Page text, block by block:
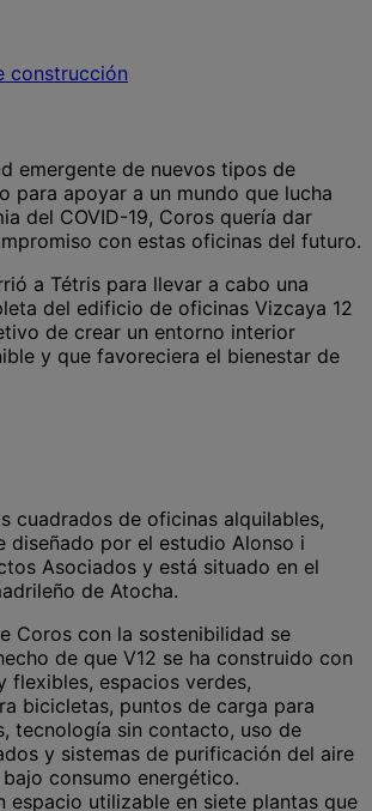
construcción
emergente de nuevos tipos de
para apoyar a un mundo que lucha
del COVID-19, Coros quería dar
con estas oficinas del futuro.
a Tétris para llevar a cabo una
del edificio de oficinas Vizcaya 12
de crear un entorno interior
y que favoreciera el bienestar de
cuadrados de oficinas alquilables,
diseñado por el estudio Alonso i
Asociados y está situado en el
de Atocha.
Coros con la sostenibilidad se
de que V12 se ha construido con
flexibles, espacios verdes,
bicicletas, puntos de carga para
tecnología sin contacto, uso de
y sistemas de purificación del aire
consumo energético.
espacio utilizable en siete plantas que